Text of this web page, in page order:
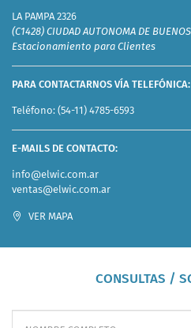
LA PAMPA 2326
(C1428) CIUDAD AUTONOMA DE
Estacionamiento para Clientes
PARA CONTACTARNOS VÍA TELEFÓNICA:
Teléfono:(54-11) 4785-6593
E-MAILS DE CONTACTO:
info@elwic.com.ar
ventas@elwic.com.ar
VER MAPA
CONSULTAS /